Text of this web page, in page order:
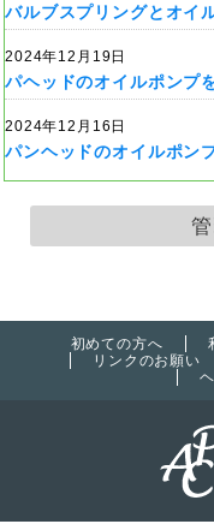
バルブスプリングとオイ
2024年12月19日
パヘッドのオイルポンプ
2024年12月16日
パンヘッドのオイルポン
初めての方へ
リンクのお願い